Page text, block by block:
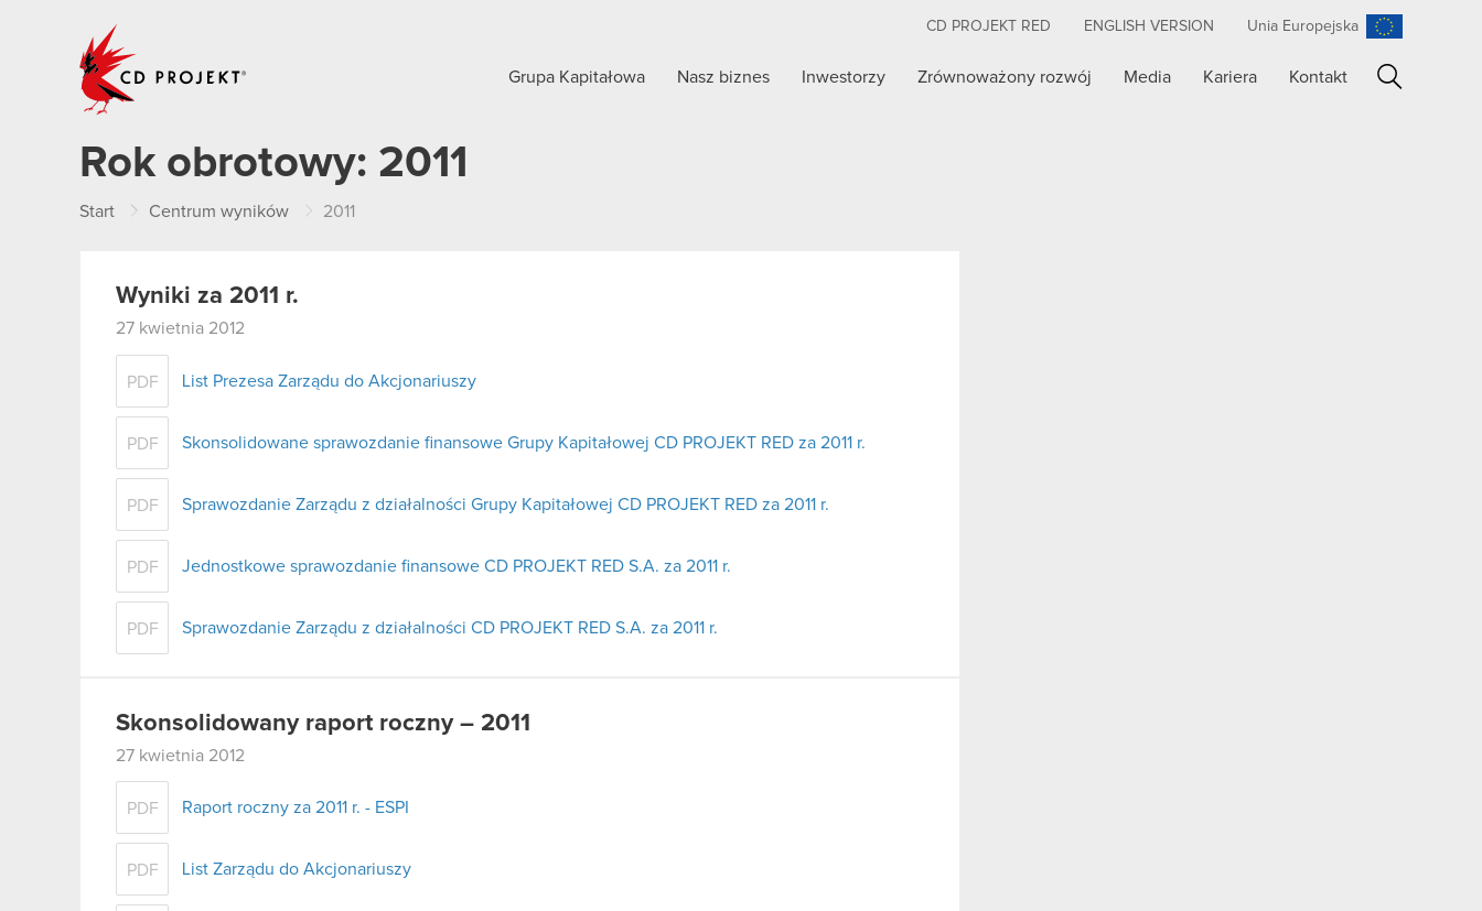
CD PROJEKT RED ENGLISH VERSION Unia Europejska
Grupa Kapitałowa Nasz biznes Inwestorzy Zrównoważony rozwój Media Kariera Kontakt
Rok obrotowy: 2011
Start Centrum wyników 2011
Wyniki za 2011 r.
27 kwietnia 2012
PDF List Prezesa Zarządu do Akcjonariuszy
PDF Skonsolidowane sprawozdanie finansowe Grupy Kapitałowej CD PROJEKT RED za 2011 r.
PDF Sprawozdanie Zarządu z działalności Grupy Kapitałowej CD PROJEKT RED za 2011 r.
PDF Jednostkowe sprawozdanie finansowe CD PROJEKT RED S.A. za 2011 r.
PDF Sprawozdanie Zarządu z działalności CD PROJEKT RED S.A. za 2011 r.
Skonsolidowany raport roczny – 2011
27 kwietnia 2012
PDF Raport roczny za 2011 r. - ESPI
PDF List Zarządu do Akcjonariuszy